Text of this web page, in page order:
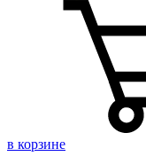
в корзине